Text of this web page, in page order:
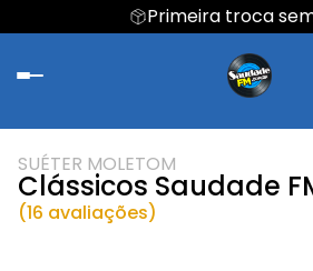
Primeira troca
SUÉTER MOLETOM
Clássicos Saudade
(16 avaliações)